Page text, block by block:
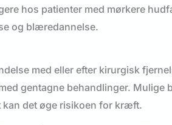
hos patienter med mørkere
og blæredannelse.
med eller efter kirurgisk
gentagne behandlinger.
det øge risikoen for kræft.